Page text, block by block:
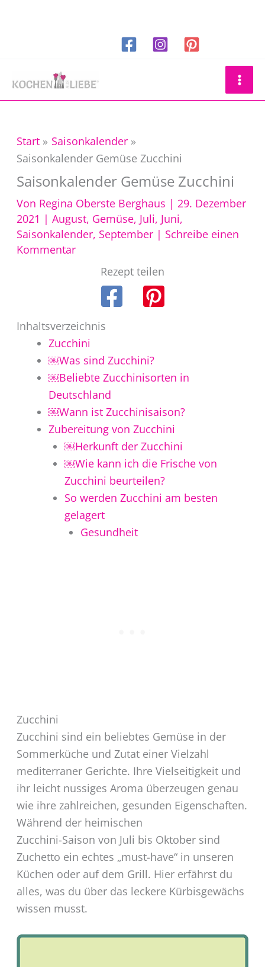
Start
Saisonkalender
Saisonkalender Gemüse Zucchini
Saisonkalender Gemüse Zucchini
Von Regina Oberste Berghaus | 29. Dezember
2021 | August, Gemüse, Juli, Juni,
Saisonkalender, September| Schreibe einen
Kommentar
Rezept teilen
Inhaltsverzeichnis
Zucchini
￼Was sind Zucchini?
￼Beliebte Zucchinisorten in
Deutschland
￼Wann ist Zucchinisaison?
Zubereitung von Zucchini
￼Herkunft der Zucchini
￼Wie kann ich die Frische von
Zucchini beurteilen?
So werden Zucchini am besten
gelagert
Gesundheit
Zucchini
Zucchini sind ein beliebtes Gemüse in der
Sommerküche und Zutat einer Vielzahl
mediterraner Gerichte. Ihre Vielseitigkeit und
ihr leicht nussiges Aroma überzeugen genau
wie ihre zahlreichen, gesunden Eigenschaften.
Während der heimischen
Zucchini-Saison von Juli bis Oktober sind
Zuchetto ein echtes „must-have“ in unseren
Küchen oder auf dem Grill. Hier erfährst du
alles, was du über das leckere Kürbisgewächs
wissen musst.